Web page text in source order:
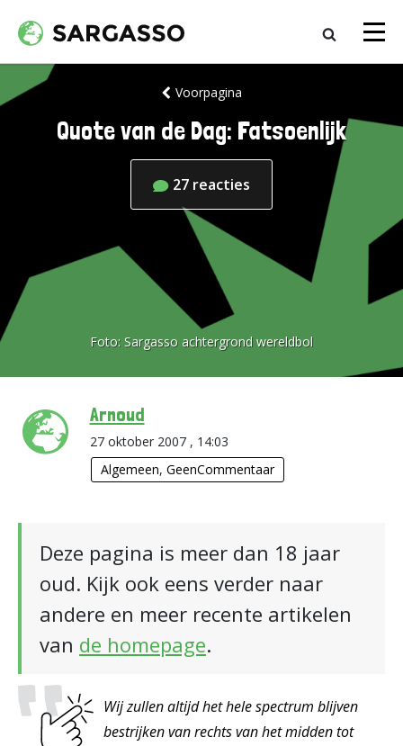
Voorpagina
Quote van de Dag: Fatsoenlijk
27 reacties
Foto: Sargasso achtergrond wereldbol
Arnoud
27 oktober 2007 , 14:03
Algemeen, GeenCommentaar
Deze pagina is meer dan 18 jaar
oud. Kijk ook eens verder naar
andere en meer recente artikelen
van de homepage.
Wij zullen altijd het hele spectrum blijven
bestrijken van rechts van het midden tot